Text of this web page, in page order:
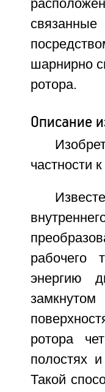
шарнирно
ротора.
Описание
частности
рабочего
энергию
ротора
полостях
Такой